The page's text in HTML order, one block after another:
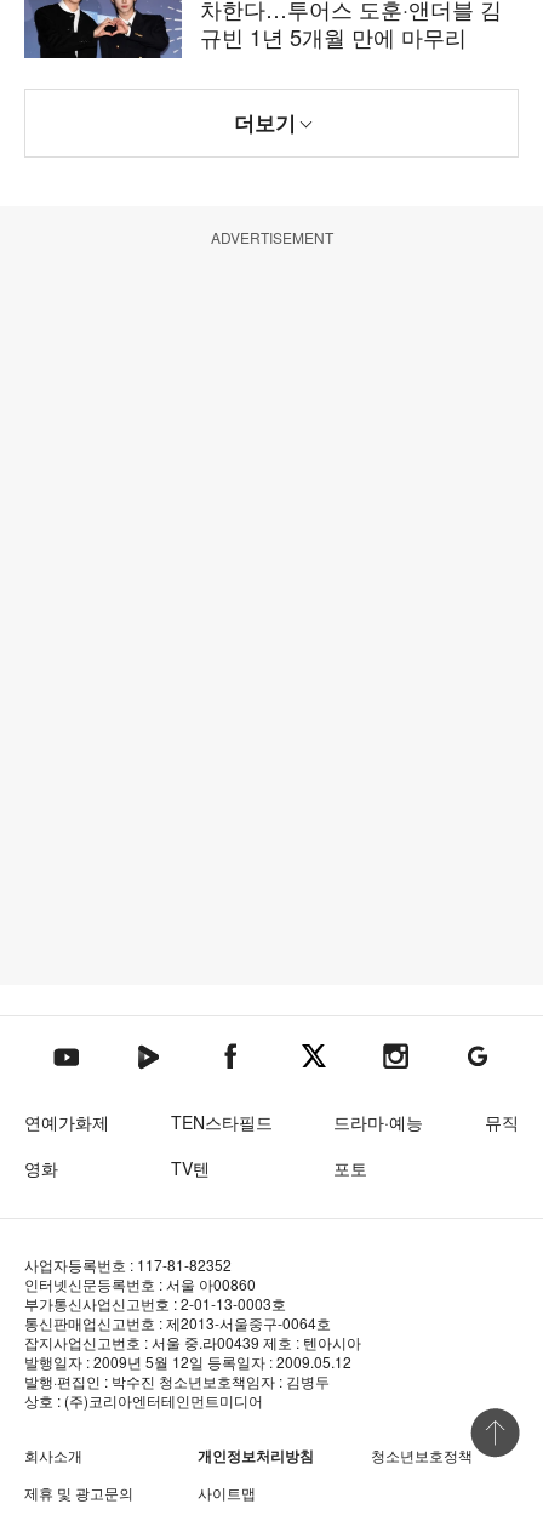
차한다…투어스 도훈·앤더블 김
규빈 1년 5개월 만에 마무리
더보기
ADVERTISEMENT
텐아시아 유튜브텐아시아 네이버TV텐아시아 페이스북텐아시아 엑스텐아시아 인스타그램
텐아시아
연예가화제 TEN스타필드 드라마·예능
뮤직
영화
TV텐 포토
사업자등록번호 : 117-81-82352
인터넷신문등록번호 : 서울 아00860
부가통신사업신고번호 : 2-01-13-0003호
통신판매업신고번호 : 제2013-서울중구-0064호
잡지사업신고번호 : 서울 중.라00439 제호 : 텐아시아
발행일자 : 2009년 5월 12일 등록일자 : 2009.05.12
발행·편집인 : 박수진 청소년보호책임자 : 김병두
상호 : (주)코리아엔터테인먼트미디어
회사소개 개인정보처리방침
청소년보호정책
제휴 및 광고문의
사이트맵
상단 바로